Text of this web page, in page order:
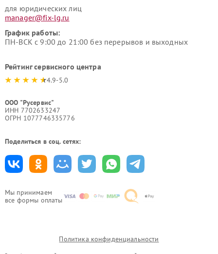
Мы принимаем
все формы оплаты
для юридических лиц
manager@fix-lg.ru
График работы:
ПН-ВСК с 9:00 до 21:00 без перерывов и выходных
Рейтинг сервисного центра
4.9-5.0
ООО "Русервис"
ИНН 7702633247
ОГРН 1077746335776
Поделиться в соц. сетях:
Политика конфиденциальности